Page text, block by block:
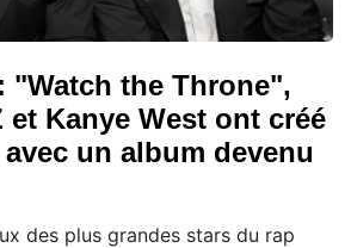
"Watch the Throne",
et Kanye West ont créé
un album devenu
des plus grandes stars du rap